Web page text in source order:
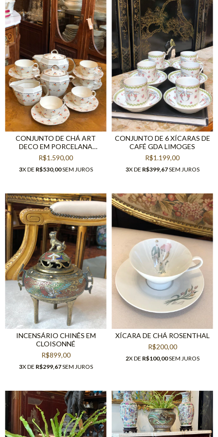
CONJUNTO DE CHÁ ART
DECO EM PORCELANA
TCHECA
R$1.590,00
3X DE R$530,00SEM JUROS
CONJUNTO DE 6 XÍCARAS DE
CAFÉ GDA LIMOGES
R$1.199,00
3X DE R$399,67SEM JUROS
INCENSÁRIO CHINÊS EM
CLOISONNÉ
R$899,00
3X DE R$299,67SEM JUROS
XÍCARA DE CHÁ ROSENTHAL
R$200,00
2X DE R$100,00SEM JUROS